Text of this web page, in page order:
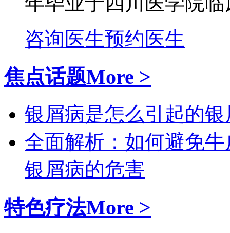
咨询医生预约医生
焦点话题More >
银屑病是怎么引起的银
全面解析：如何避免
银屑病的危害
特色疗法More >